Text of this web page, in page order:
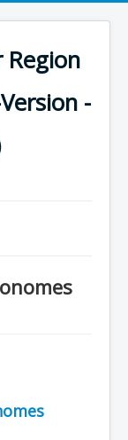
Region
-